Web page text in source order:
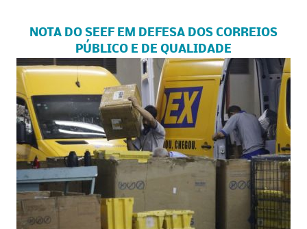
NOTA DO SEEF EM DEFESA DOS CORREIOS
PÚBLICO E DE QUALIDADE